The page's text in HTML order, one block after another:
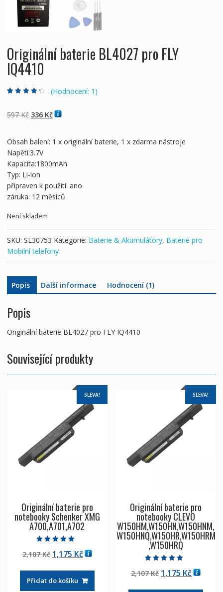
Originální baterie BL4027 pro FLY
IQ4410
základě
hodnocení
(Hodnocení: 1 )
597Kč Původní
597 Kč
336 KčAktuální
336 Kč
Obsah balení: 1 x originální baterie, 1 x zdarma nástroje
Napětí:3.7V
Kapacita:1800mAh
Typ: Li-ion
připraven k použití: ano
záruka: 12 měsíců
Není skladem
SKU: SL30753 Kategorie: Baterie & Akumulátory, Baterie pro
Mobilní telefony
Popis Další informace Hodnocení (1)
Popis
Originální baterie BL4027 pro FLY IQ4410
Související produkty
SLEVA!
Originální baterie pro
notebooky Schenker XMG
A700,A701,A702
5.00
z 5
2,107Kč Původní
byla:
2,107 Kč
1,175 KčAktuální
je:
1,175 Kč
Přidat do košíku
SLEVA!
Originální baterie pro
notebooky CLEVO
W150HM,W150HN,W150HNM,
W150HNQ,W150HR,W150HRM
,W150HRQ
5.00
z 5
2,107Kč Původní
1,175 Kč